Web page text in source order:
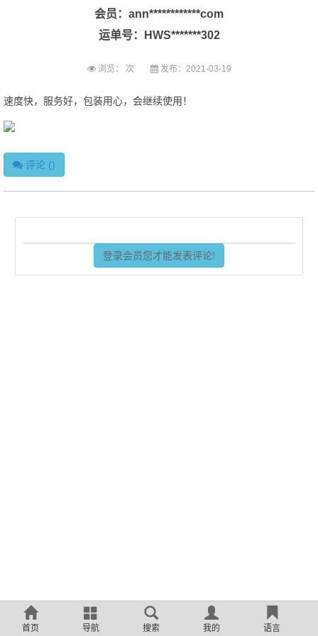
首页 导航 搜索 我的 语言
会员：ann************com
运单号：HWS*******302
浏览： 次 发布：2021-03-19
速度快，服务好，包装用心，会继续使用！
评论 ()